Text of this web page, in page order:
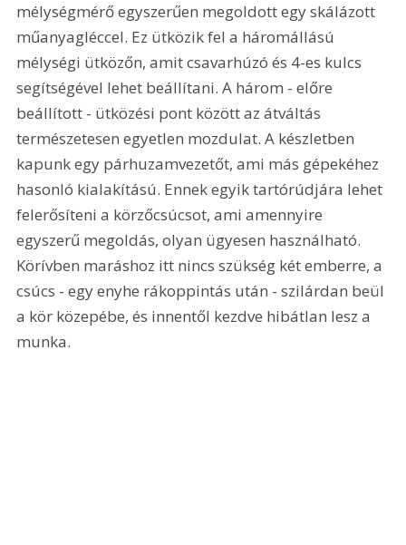
mélységmérő egyszerűen megoldott egy skálázott
műanyagléccel. Ez ütközik fel a háromállású
mélységi ütközőn, amit csavarhúzó és 4-es kulcs
segítségével lehet beállítani. A három - előre
beállított - ütközési pont között az átváltás
természetesen egyetlen mozdulat. A készletben
kapunk egy párhuzamvezetőt, ami más gépekéhez
hasonló kialakítású. Ennek egyik tartórúdjára lehet
felerősíteni a körzőcsúcsot, ami amennyire
egyszerű megoldás, olyan ügyesen használható.
Körívben maráshoz itt nincs szükség két emberre, a
csúcs - egy enyhe rákoppintás után - szilárdan beül
a kör közepébe, és innentől kezdve hibátlan lesz a
munka.